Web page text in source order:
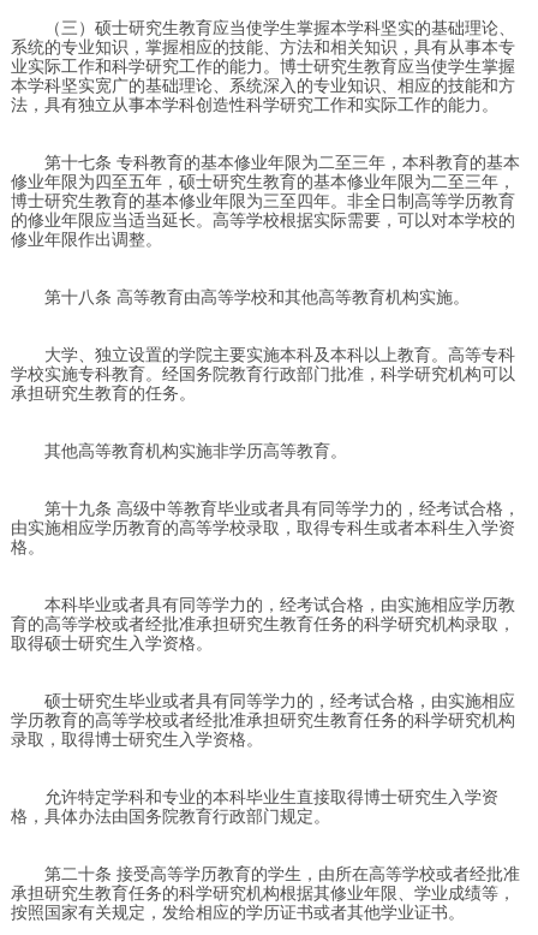
（三）硕士研究生教育应当使学生掌握本学科坚实的基础理论、
系统的专业知识，掌握相应的技能、方法和相关知识，具有从事本专
业实际工作和科学研究工作的能力。博士研究生教育应当使学生掌握
本学科坚实宽广的基础理论、系统深入的专业知识、相应的技能和方
法，具有独立从事本学科创造性科学研究工作和实际工作的能力。
第十七条 专科教育的基本修业年限为二至三年，本科教育的基本
修业年限为四至五年，硕士研究生教育的基本修业年限为二至三年，
博士研究生教育的基本修业年限为三至四年。非全日制高等学历教育
的修业年限应当适当延长。高等学校根据实际需要，可以对本学校的
修业年限作出调整。
第十八条 高等教育由高等学校和其他高等教育机构实施。
大学、独立设置的学院主要实施本科及本科以上教育。高等专科
学校实施专科教育。经国务院教育行政部门批准，科学研究机构可以
承担研究生教育的任务。
其他高等教育机构实施非学历高等教育。
第十九条 高级中等教育毕业或者具有同等学力的，经考试合格，
由实施相应学历教育的高等学校录取，取得专科生或者本科生入学资
格。
本科毕业或者具有同等学力的，经考试合格，由实施相应学历教
育的高等学校或者经批准承担研究生教育任务的科学研究机构录取，
取得硕士研究生入学资格。
硕士研究生毕业或者具有同等学力的，经考试合格，由实施相应
学历教育的高等学校或者经批准承担研究生教育任务的科学研究机构
录取，取得博士研究生入学资格。
允许特定学科和专业的本科毕业生直接取得博士研究生入学资
格，具体办法由国务院教育行政部门规定。
第二十条 接受高等学历教育的学生，由所在高等学校或者经批准
承担研究生教育任务的科学研究机构根据其修业年限、学业成绩等，
按照国家有关规定，发给相应的学历证书或者其他学业证书。